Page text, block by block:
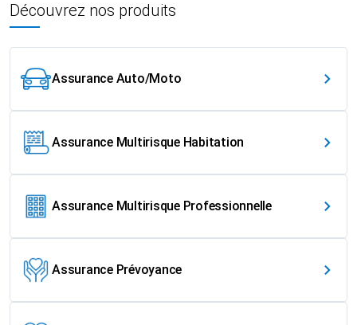
Découvrez nos produits
Assurance Auto/Moto
Assurance Multirisque Habitation
Assurance Multirisque Professionnelle
Assurance Prévoyance